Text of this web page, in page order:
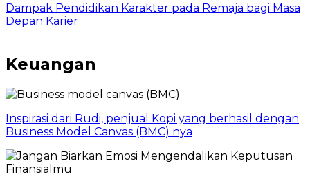
Dampak Pendidikan Karakter pada Remaja bagi Masa
Depan Karier
Keuangan
Inspirasi dari Rudi, penjual Kopi yang berhasil dengan
Business Model Canvas (BMC) nya